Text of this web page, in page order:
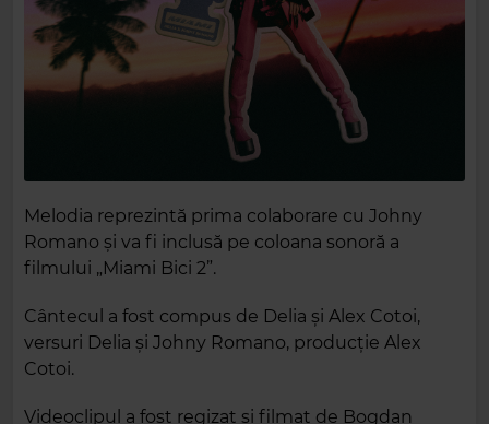
Melodia reprezintă prima colaborare cu Johny
Romano și va fi inclusă pe coloana sonoră a
filmului „Miami Bici 2”.
Cântecul a fost compus de Delia și Alex Cotoi,
versuri Delia și Johny Romano, producție Alex
Cotoi.
Videoclipul a fost regizat și filmat de Bogdan